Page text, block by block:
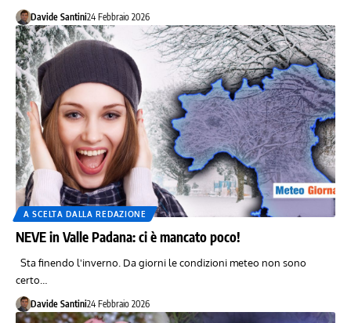
Davide Santini24 Febbraio 2026
A SCELTA DALLA REDAZIONE
NEVE in Valle Padana: ci è mancato poco!
Sta finendo l'inverno. Da giorni le condizioni meteo non sono
certo…
Davide Santini24 Febbraio 2026